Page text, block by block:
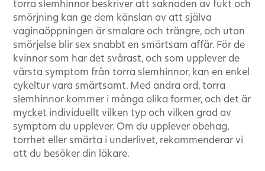
torra slemhinnor beskriver att saknaden av fukt och
smörjning kan ge dem känslan av att själva
vaginaöppningen är smalare och trängre, och utan
smörjelse blir sex snabbt en smärtsam affär. För de
kvinnor som har det svårast, och som upplever de
värsta symptom från torra slemhinnor, kan en enkel
cykeltur vara smärtsamt. Med andra ord, torra
slemhinnor kommer i många olika former, och det är
mycket individuellt vilken typ och vilken grad av
symptom du upplever. Om du upplever obehag,
torrhet eller smärta i underlivet, rekommenderar vi
att du besöker din läkare.